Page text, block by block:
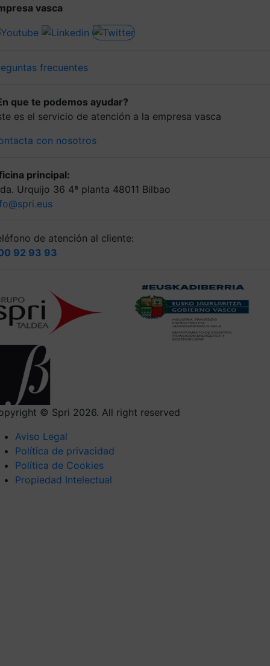
vasca
frecuentes
que te podemos ayudar?
es el servicio de atención a la empresa vasca
con nosotros
principal:
Urquijo 36 4ª planta 48011 Bilbao
de atención al cliente:
92 93 93
© Spri 2026. All right reserved
Aviso Legal
Política de privacidad
Política de Cookies
Propiedad Intelectual